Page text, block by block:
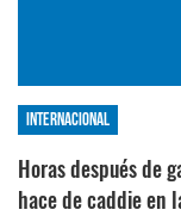
Internacional
Horas después de
hace de caddie en